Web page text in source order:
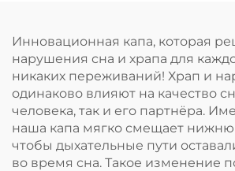
Инновационная капа, которая
нарушения сна и храпа для
никаких переживаний! Храп и
одинаково влияют на качество
человека, так и его партнёра.
наша капа мягко смещает
чтобы дыхательные пути
во время сна. Такое изменение